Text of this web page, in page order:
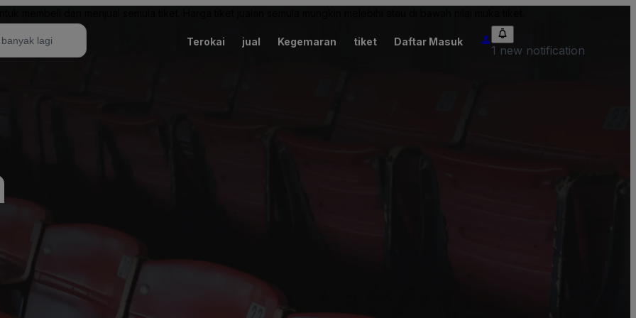
Terokai jual Kegemaran tiket Daftar Masuk
1 new notification